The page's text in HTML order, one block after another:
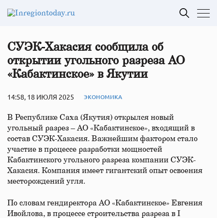
СУЭК-Хакасия сообщила об
открытии угольного разреза АО
«Кабактинское» в Якутии
14:58, 18 ИЮЛЯ 2025 ЭКОНОМИКА
В Республике Саха (Якутия) открылся новый
угольный разрез – АО «Кабактинское», входящий в
состав СУЭК-Хакасия. Важнейшим фактором стало
участие в процессе разработки мощностей
Кабактинского угольного разреза компании СУЭК-
Хакасия. Компания имеет гигантский опыт освоения
месторождений угля.
По словам гендиректора АО «Кабактинское» Евгения
Ивойлова, в процессе строительства разреза в I